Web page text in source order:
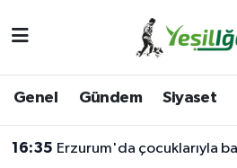
Genel Gündem Siyaset
16:35 Erzurum'da çocuklarıyla balkona çıkan
İğdir Namaz Vakitleri